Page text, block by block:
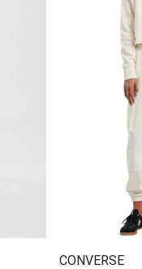
CONVERSE